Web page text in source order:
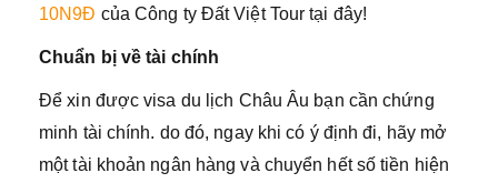
10N9Đ của Công ty Đất Việt Tour tại đây!
Chuẩn bị về tài chính
Để xin được visa du lịch Châu Âu bạn cần chứng
minh tài chính. do đó, ngay khi có ý định đi, hãy mở
một tài khoản ngân hàng và chuyển hết số tiền hiện